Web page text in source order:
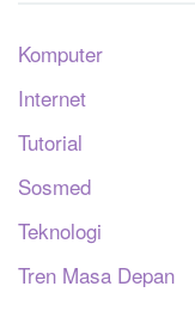
Komputer
Internet
Tutorial
Sosmed
Teknologi
Tren Masa Depan